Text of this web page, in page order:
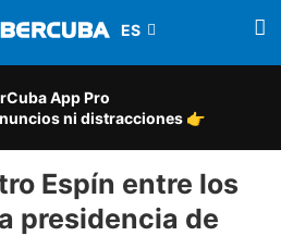
App Pro
ni distracciones 👉
Espín entre los
presidencia de